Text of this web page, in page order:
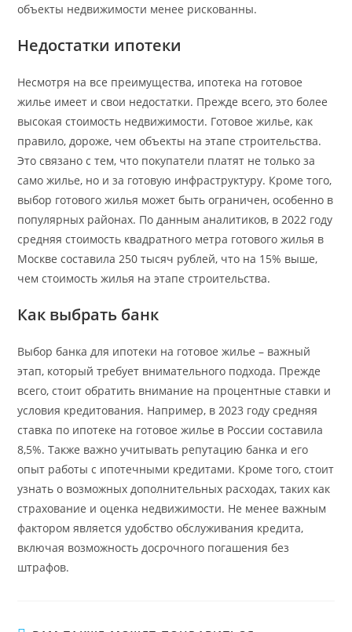
объекты недвижимости менее рискованны.
Недостатки ипотеки
Несмотря на все преимущества, ипотека на готовое
жилье имеет и свои недостатки. Прежде всего, это более
высокая стоимость недвижимости. Готовое жилье, как
правило, дороже, чем объекты на этапе строительства.
Это связано с тем, что покупатели платят не только за
само жилье, но и за готовую инфраструктуру. Кроме того,
выбор готового жилья может быть ограничен, особенно в
популярных районах. По данным аналитиков, в 2022 году
средняя стоимость квадратного метра готового жилья в
Москве составила 250 тысяч рублей, что на 15% выше,
чем стоимость жилья на этапе строительства.
Как выбрать банк
Выбор банка для ипотеки на готовое жилье – важный
этап, который требует внимательного подхода. Прежде
всего, стоит обратить внимание на процентные ставки и
условия кредитования. Например, в 2023 году средняя
ставка по ипотеке на готовое жилье в России составила
8,5%. Также важно учитывать репутацию банка и его
опыт работы с ипотечными кредитами. Кроме того, стоит
узнать о возможных дополнительных расходах, таких как
страхование и оценка недвижимости. Не менее важным
фактором является удобство обслуживания кредита,
включая возможность досрочного погашения без
штрафов.